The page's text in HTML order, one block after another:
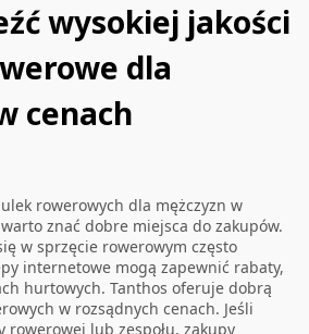
wysokiej jakości
dla
cenach
rowerowych dla mężczyzn w
znać dobre miejsca do zakupów.
w sprzęcie rowerowym często
internetowe mogą zapewnić rabaty,
hurtowych. Tanthos oferuje dobrą
w rozsądnych cenach. Jeśli
rowerowej lub zespołu, zakupy